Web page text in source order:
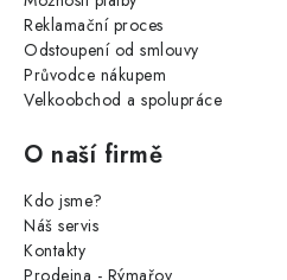
Reklamační proces
Odstoupení od smlouvy
Průvodce nákupem
Velkoobchod a spolupráce
O naší firmě
Kdo jsme?
Náš servis
Kontakty